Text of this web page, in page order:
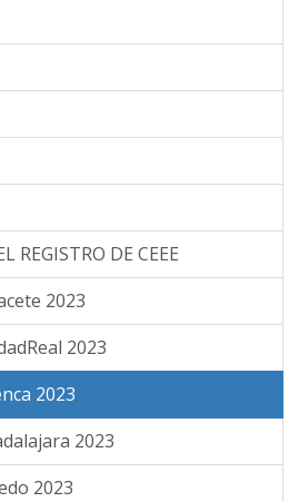
REGISTRO DE CEEE
2023
2023
2023
2023
2023